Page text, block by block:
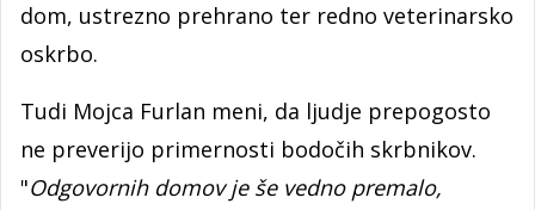
dom, ustrezno prehrano ter redno veterinarsko
oskrbo.
Tudi Mojca Furlan meni, da ljudje prepogosto
ne preverijo primernosti bodočih skrbnikov.
"Odgovornih domov je še vedno premalo,